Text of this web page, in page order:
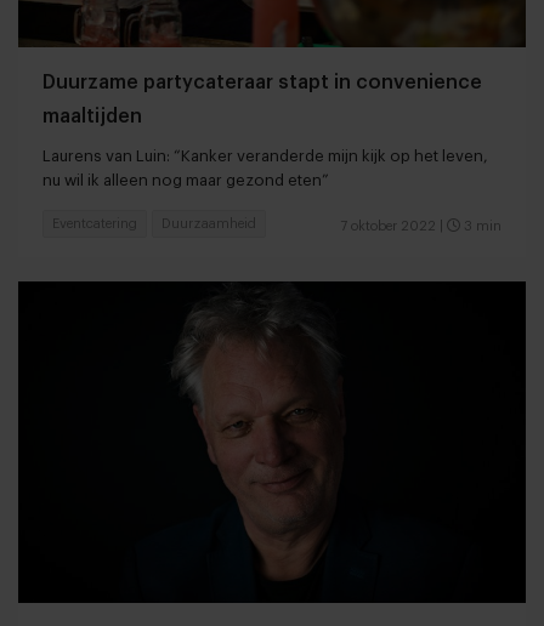
Duurzame partycateraar stapt in convenience
maaltijden
Laurens van Luin: “Kanker veranderde mijn kijk op het leven,
nu wil ik alleen nog maar gezond eten”
7 oktober 2022 3 min
Eventcatering Duurzaamheid